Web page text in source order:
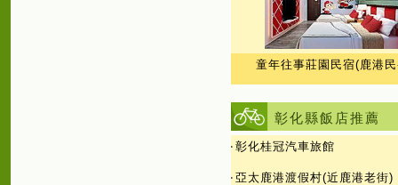
童年往事莊園民宿(鹿港
彰化縣飯店推薦
‧彰化桂冠汽車旅館
‧亞太鹿港渡假村(近鹿港老街)